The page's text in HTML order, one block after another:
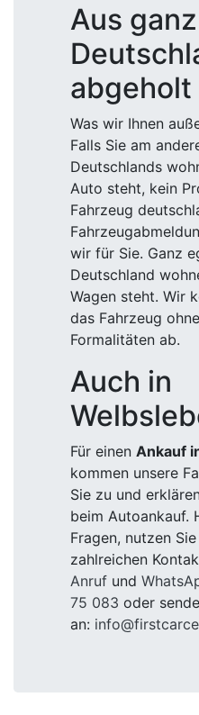
Aus ganz
abgeholt
Was wir Ihnen
Falls Sie am
Deutschlands
Auto steht, kein
Fahrzeug
wir für Sie. Ganz
Deutschland
Wagen steht. Wir
das Fahrzeug
Formalitäten ab.
Auch in
Für einen Ankauf
kommen unsere
Sie zu und
beim Autoankauf.
Fragen, nutzen
zahlreichen
Anruf und
75 083 oder
an: